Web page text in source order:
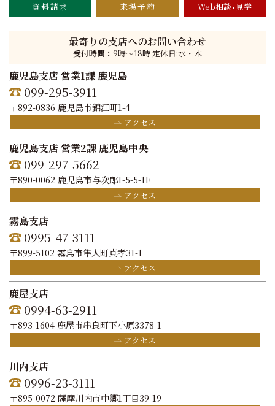
資料請求 来場予約 Web相談 見学
最寄りの支店へのお問い合わせ
受付時間： 9時〜18時 定休日:水・木
鹿児島支店 営業1課 鹿児島
099-295-3911
〒892-0836 鹿児島市錦江町1-4
アクセス
鹿児島支店 営業2課 鹿児島中央
099-297-5662
〒890-0062 鹿児島市与次郎1-5-5-1F
アクセス
霧島支店
0995-47-3111
〒899-5102 霧島市隼人町真孝31-1
アクセス
鹿屋支店
0994-63-2911
〒893-1604 鹿屋市串良町下小原3378-1
アクセス
川内支店
0996-23-3111
〒895-0072 薩摩川内市中郷1丁目39-19